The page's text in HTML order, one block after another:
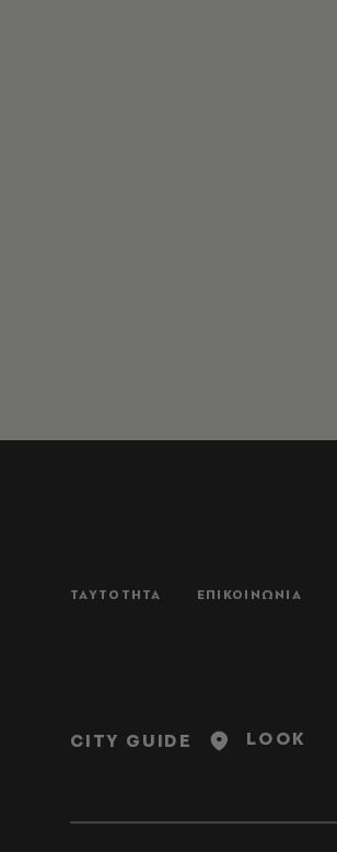
ΤΑΥΤΟΤΗΤΑ ΕΠΙΚΟΙΝΩΝΙΑ
CITY GUIDE LOOK